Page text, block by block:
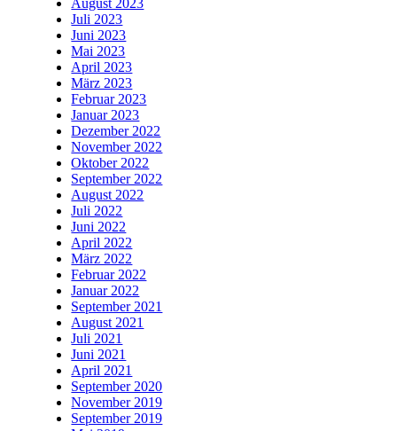
August 2023
Juli 2023
Juni 2023
Mai 2023
April 2023
März 2023
Februar 2023
Januar 2023
Dezember 2022
November 2022
Oktober 2022
September 2022
August 2022
Juli 2022
Juni 2022
April 2022
März 2022
Februar 2022
Januar 2022
September 2021
August 2021
Juli 2021
Juni 2021
April 2021
September 2020
November 2019
September 2019